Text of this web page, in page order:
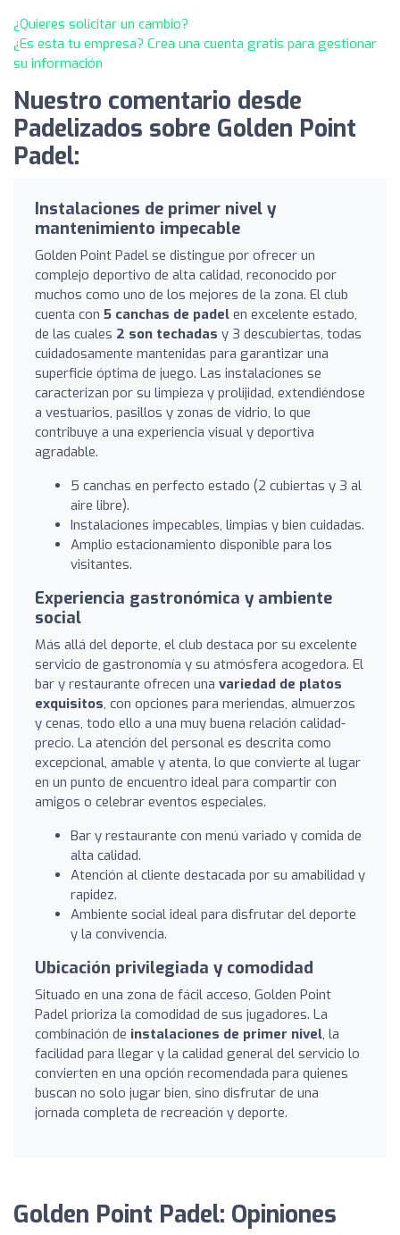
¿Quieres solicitar un cambio?
¿Es esta tu empresa? Crea una cuenta gratis para gestionar
su información
Nuestro comentario desde
Padelizados sobre Golden Point
Padel:
Instalaciones de primer nivel y
mantenimiento impecable
Golden Point Padel se distingue por ofrecer un
complejo deportivo de alta calidad, reconocido por
muchos como uno de los mejores de la zona. El club
cuenta con 5 canchas de padel en excelente estado,
de las cuales 2 son techadas y 3 descubiertas, todas
cuidadosamente mantenidas para garantizar una
superficie óptima de juego. Las instalaciones se
caracterizan por su limpieza y prolijidad, extendiéndose
a vestuarios, pasillos y zonas de vidrio, lo que
contribuye a una experiencia visual y deportiva
agradable.
5 canchas en perfecto estado (2 cubiertas y 3 al
aire libre).
Instalaciones impecables, limpias y bien cuidadas.
Amplio estacionamiento disponible para los
visitantes.
Experiencia gastronómica y ambiente
social
Más allá del deporte, el club destaca por su excelente
servicio de gastronomía y su atmósfera acogedora. El
bar y restaurante ofrecen una variedad de platos
exquisitos, con opciones para meriendas, almuerzos
y cenas, todo ello a una muy buena relación calidad-
precio. La atención del personal es descrita como
excepcional, amable y atenta, lo que convierte al lugar
en un punto de encuentro ideal para compartir con
amigos o celebrar eventos especiales.
Bar y restaurante con menú variado y comida de
alta calidad.
Atención al cliente destacada por su amabilidad y
rapidez.
Ambiente social ideal para disfrutar del deporte
y la convivencia.
Ubicación privilegiada y comodidad
Situado en una zona de fácil acceso, Golden Point
Padel prioriza la comodidad de sus jugadores. La
combinación de instalaciones de primer nivel, la
facilidad para llegar y la calidad general del servicio lo
convierten en una opción recomendada para quienes
buscan no solo jugar bien, sino disfrutar de una
jornada completa de recreación y deporte.
Golden Point Padel: Opiniones